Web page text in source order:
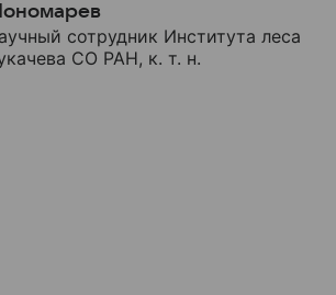
сотрудник Института леса
СО РАН, к. т. н.